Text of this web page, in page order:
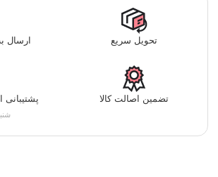
تحویل سریع ارسال
تضمین اصالت کالا پشتیبانی از 9 صبح